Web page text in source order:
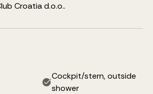
Croatia d.o.o..
Cockpit/stern, outside
shower